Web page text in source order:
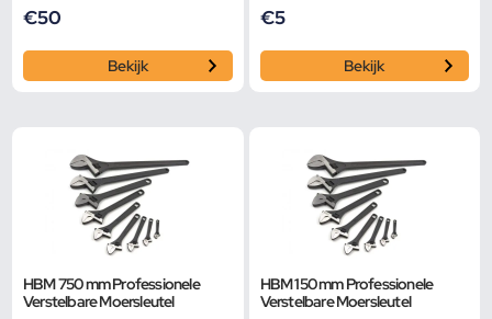
€50
Bekijk
€5
Bekijk
HBM 750 mm Professionele
Verstelbare Moersleutel
HBM 150 mm Professionele
Verstelbare Moersleutel